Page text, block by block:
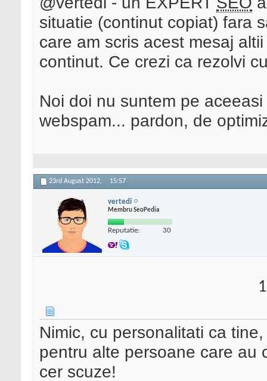
situatie (continut copiat) fara
care am scris acest mesaj
continut. Ce crezi ca rezolvi
Noi doi nu suntem pe
webspam... pardon, de
23rd August 2012, 15:57
vertedi
Membru SeoPedia
Reputatie: 30
Nimic, cu personalitati ca
pentru alte persoane care au
cer scuze!